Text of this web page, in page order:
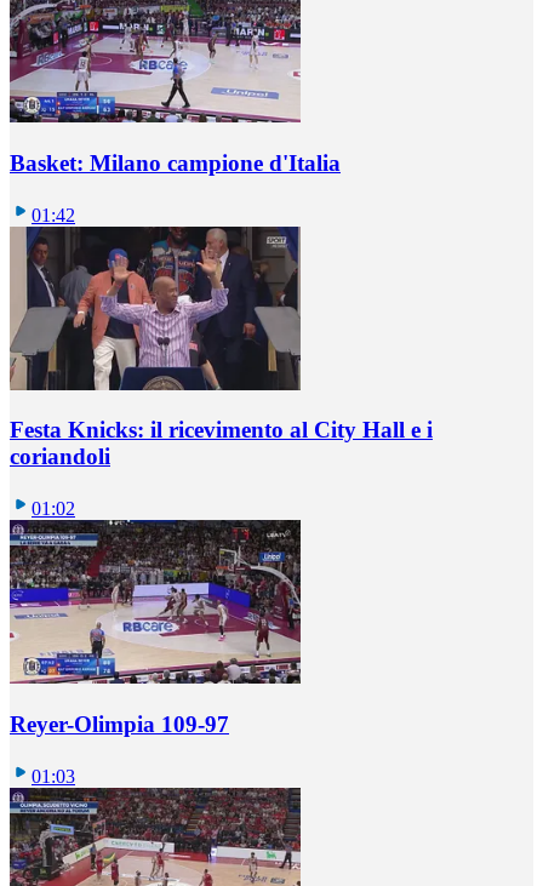
Basket: Milano campione d'Italia
01:42
Festa Knicks: il ricevimento al City Hall e i
coriandoli
01:02
Reyer-Olimpia 109-97
01:03